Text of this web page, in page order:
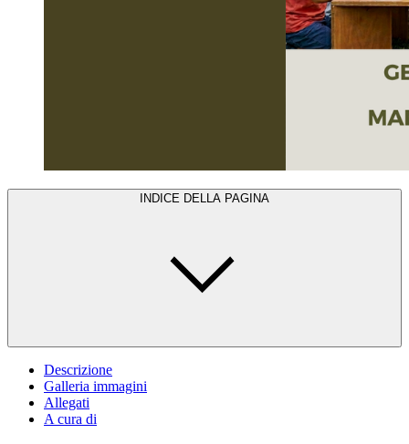
INDICE DELLA PAGINA
Descrizione
Galleria immagini
Allegati
A cura di